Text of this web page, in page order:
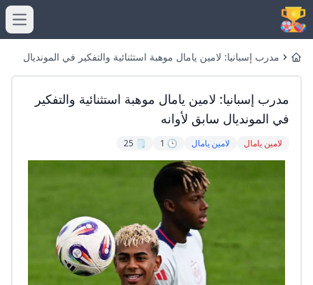
Homeمدرب إسبانيا: لامين يامال موهبة استثنائية والتفكير في المونديال
مدرب إسبانيا: لامين يامال موهبة استثنائية والتفكير
في المونديال سابق لأوانه
لامين يامال لامين يامال 🕒 1
🗒️ 25